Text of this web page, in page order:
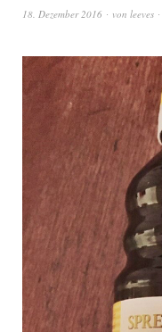
18. Dezember 2016 von leeves